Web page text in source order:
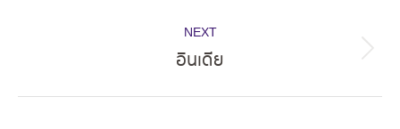
NEXT
Next
อินเดีย